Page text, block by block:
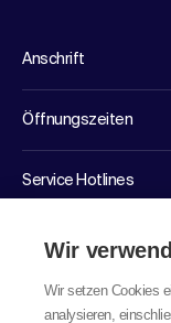
Anschrift
Öffnungszeiten
Service Hotlines
LinksWir
Wir setzen Cookies
analysieren,